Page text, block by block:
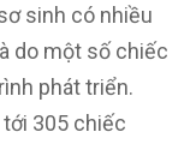
sinh có nhiều
do một số chiếc
phát triển.
305 chiếc